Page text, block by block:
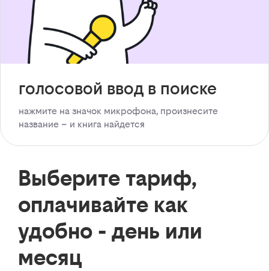
голосовой ввод в поиске
нажмите на значок микрофона, произнесите
название – и книга найдется
Выберите тариф,
оплачивайте как
удобно - день или
месяц